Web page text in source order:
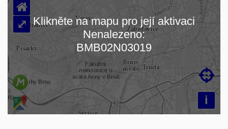
Načítám mapu…
i

⌂
⤢ Klikněte na mapu pro její aktivaci
Nenalezeno:
BMB02N03019